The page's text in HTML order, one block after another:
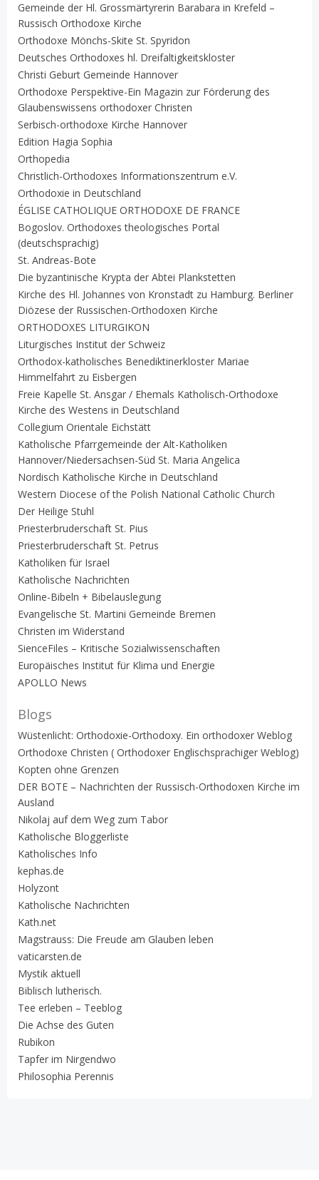
Gemeinde der Hl. Grossmärtyrerin Barabara in Krefeld –
Russisch Orthodoxe Kirche
Orthodoxe Mönchs-Skite St. Spyridon
Deutsches Orthodoxes hl. Dreifaltigkeitskloster
Christi Geburt Gemeinde Hannover
Orthodoxe Perspektive-Ein Magazin zur Förderung des
Glaubenswissens orthodoxer Christen
Serbisch-orthodoxe Kirche Hannover
Edition Hagia Sophia
Orthopedia
Christlich-Orthodoxes Informationszentrum e.V.
Orthodoxie in Deutschland
ÉGLISE CATHOLIQUE ORTHODOXE DE FRANCE
Bogoslov. Orthodoxes theologisches Portal
(deutschsprachig)
St. Andreas-Bote
Die byzantinische Krypta der Abtei Plankstetten
Kirche des Hl. Johannes von Kronstadt zu Hamburg. Berliner
Diözese der Russischen-Orthodoxen Kirche
ORTHODOXES LITURGIKON
Liturgisches Institut der Schweiz
Orthodox-katholisches Benediktinerkloster Mariae
Himmelfahrt zu Eisbergen
Freie Kapelle St. Ansgar / Ehemals Katholisch-Orthodoxe
Kirche des Westens in Deutschland
Collegium Orientale Eichstätt
Katholische Pfarrgemeinde der Alt-Katholiken
Hannover/Niedersachsen-Süd St. Maria Angelica
Nordisch Katholische Kirche in Deutschland
Western Diocese of the Polish National Catholic Church
Der Heilige Stuhl
Priesterbruderschaft St. Pius
Priesterbruderschaft St. Petrus
Katholiken für Israel
Katholische Nachrichten
Online-Bibeln + Bibelauslegung
Evangelische St. Martini Gemeinde Bremen
Christen im Widerstand
SienceFiles – Kritische Sozialwissenschaften
Europäisches Institut für Klima und Energie
APOLLO News
Blogs
Wüstenlicht: Orthodoxie-Orthodoxy. Ein orthodoxer Weblog
Orthodoxe Christen ( Orthodoxer Englischsprachiger Weblog)
Kopten ohne Grenzen
DER BOTE – Nachrichten der Russisch-Orthodoxen Kirche im
Ausland
Nikolaj auf dem Weg zum Tabor
Katholische Bloggerliste
Katholisches Info
kephas.de
Holyzont
Katholische Nachrichten
Kath.net
Magstrauss: Die Freude am Glauben leben
vaticarsten.de
Mystik aktuell
Biblisch lutherisch.
Tee erleben – Teeblog
Die Achse des Guten
Rubikon
Tapfer im Nirgendwo
Philosophia Perennis